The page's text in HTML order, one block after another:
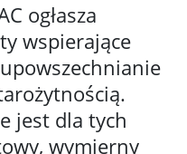
ogłasza
wspierające
jest dla tych
wymierny